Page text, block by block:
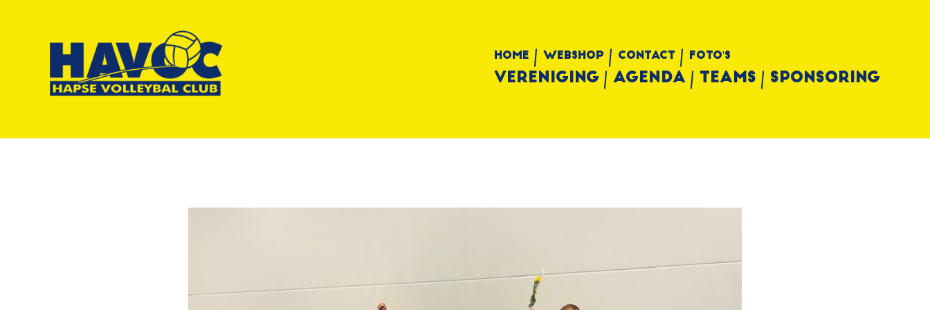
Home Webshop Contact Foto's
Vereniging Agenda Teams Sponsoring